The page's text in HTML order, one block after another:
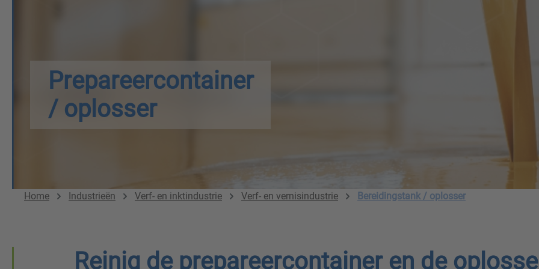
Prepareercontainer
/ oplosser
Home Industrieën Verf- en inktindustrie Verf- en vernisindustrie Bereidingstank / oplosser
Reinig de prepareercontainer en de